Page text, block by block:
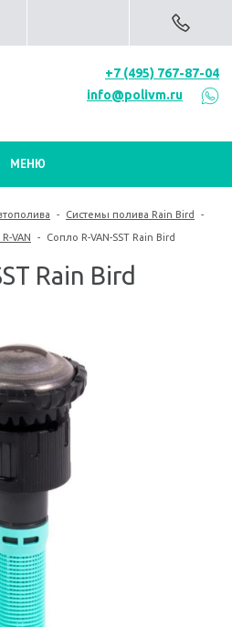
+7 (495) 767-87-04
info@polivm.ru
МЕНЮ
- Системы полива Rain Bird -
VAN - Сопло R-VAN-SST Rain Bird
Rain Bird